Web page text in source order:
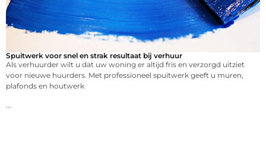
Spuitwerk voor snel en strak resultaat bij verhuur
Als verhuurder wilt u dat uw woning er altijd fris en verzorgd uitziet
voor nieuwe huurders. Met professioneel spuitwerk geeft u muren,
plafonds en houtwerk
...